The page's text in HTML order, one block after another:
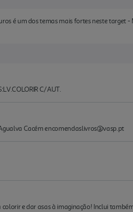
é um dos temas mais fortes neste target
C/AUT.
Cacém encomendaslivros@vasp.pt
e dar asas à imaginação! Inclui